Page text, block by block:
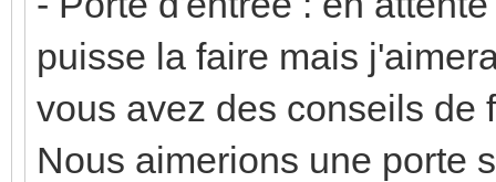
puisse la faire mais
vous avez des conseils de
Nous aimerions une porte